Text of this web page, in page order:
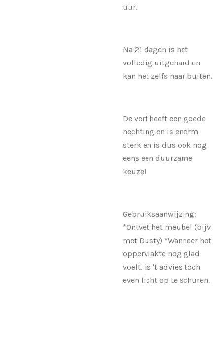
uur.
Na 21 dagen is het
volledig uitgehard en
kan het zelfs naar buiten.
De verf heeft een goede
hechting en is enorm
sterk en is dus ook nog
eens een duurzame
keuze!
Gebruiksaanwijzing;
*Ontvet het meubel (bijv
met Dusty) *Wanneer het
oppervlakte nog glad
voelt, is 't advies toch
even licht op te schuren.